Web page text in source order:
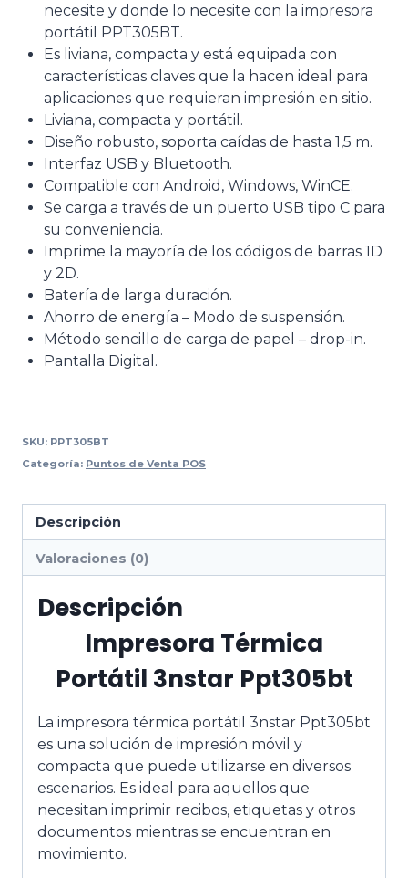
necesite y donde lo necesite con la impresora
portátil PPT305BT.
Es liviana, compacta y está equipada con
características claves que la hacen ideal para
aplicaciones que requieran impresión en sitio.
Liviana, compacta y portátil.
Diseño robusto, soporta caídas de hasta 1,5 m.
Interfaz USB y Bluetooth.
Compatible con Android, Windows, WinCE.
Se carga a través de un puerto USB tipo C para
su conveniencia.
Imprime la mayoría de los códigos de barras 1D
y 2D.
Batería de larga duración.
Ahorro de energía – Modo de suspensión.
Método sencillo de carga de papel – drop-in.
Pantalla Digital.
SKU: PPT305BT
Categoría: Puntos de Venta POS
Descripción
Valoraciones (0)
Descripción
Impresora Térmica
Portátil 3nstar Ppt305bt
La impresora térmica portátil 3nstar Ppt305bt
es una solución de impresión móvil y
compacta que puede utilizarse en diversos
escenarios. Es ideal para aquellos que
necesitan imprimir recibos, etiquetas y otros
documentos mientras se encuentran en
movimiento.